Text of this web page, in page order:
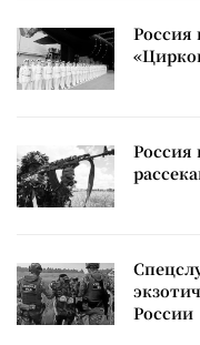
Россия
Россия
России